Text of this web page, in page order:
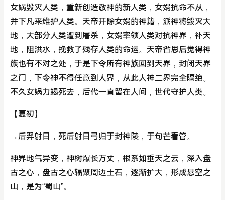
女娲毁灭人类，重新创造敬神的新人类，女娲抗命不从，
并下凡来维护人类。天帝开除女娲的神籍，派神将毁灭大
地，大部分人类遭到屠杀，女娲率领人类对抗神界，补天
地，阻洪水，挽救了残存人类的命运。天帝省思后觉得神
族也有不对之处，于是下令所有神族回到天界，封闭天界
之门，下令神不得任意到人界，从此人神二界完全隔绝。
不久女娲力竭死去，后代一直留在人间，世代守护人类。
【夏初】
→后羿射日，死后射日弓归于封神陵，于句芒看管。
神界地气异变，神树爆长万丈，根系如垂天之云，深入盘
古之心，盘古之心辐聚周边土石，逐渐扩大，形成悬空之
山，是为“蜀山”。